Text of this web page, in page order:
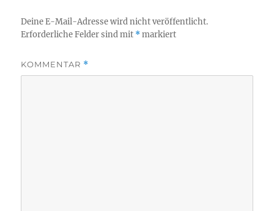
Deine E-Mail-Adresse wird nicht veröffentlicht.
Erforderliche Felder sind mit *markiert
KOMMENTAR *